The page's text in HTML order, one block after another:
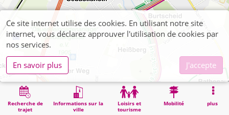
Recherche de
trajet
Informations sur la
ville
Loisirs et
tourisme
Mobilité plus
Ce site internet utilise des cookies. En utilisant notre site
internet, vous déclarez approuver l'utilisation de cookies par
nos services.
En savoir plus
J'accepte